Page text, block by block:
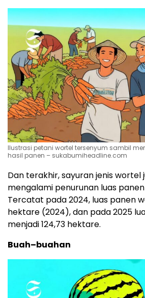
Ilustrasi petani wortel tersenyum sambil
hasil panen – sukabumiheadline.com
Dan terakhir, sayuran jenis wortel
mengalami penurunan luas
Tercatat pada 2024, luas panen
hektare (2024), dan pada 2025
menjadi 124,73 hektare.
Buah–buahan